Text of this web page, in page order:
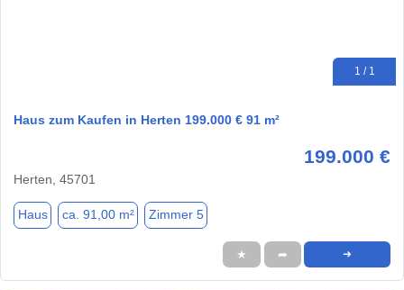
1 / 1
Haus zum Kaufen in Herten 199.000 € 91 m²
199.000 €
Herten, 45701
Haus ca. 91,00 m² Zimmer 5
★ ➦ ➜